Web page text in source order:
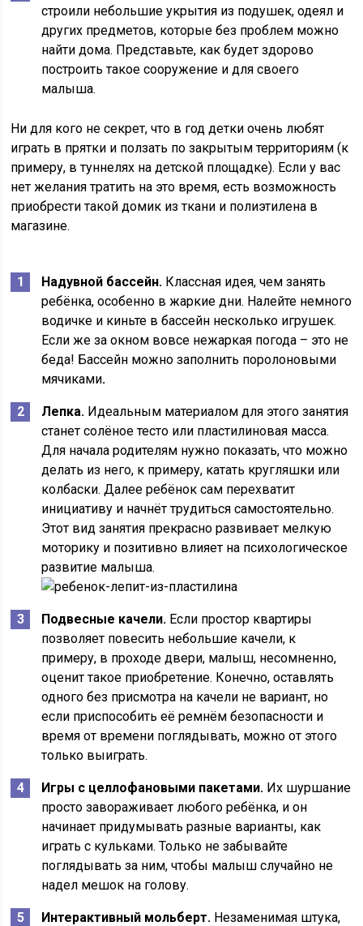
строили небольшие укрытия из подушек, одеял и
других предметов, которые без проблем можно
найти дома. Представьте, как будет здорово
построить такое сооружение и для своего
малыша.
Ни для кого не секрет, что в год детки очень любят
играть в прятки и ползать по закрытым территориям (к
примеру, в туннелях на детской площадке). Если у вас
нет желания тратить на это время, есть возможность
приобрести такой домик из ткани и полиэтилена в
магазине.
Надувной бассейн. Классная идея, чем занять
ребёнка, особенно в жаркие дни. Налейте немного
водичке и киньте в бассейн несколько игрушек.
Если же за окном вовсе нежаркая погода – это не
беда! Бассейн можно заполнить поролоновыми
мячиками.
Лепка. Идеальным материалом для этого занятия
станет солёное тесто или пластилиновая масса.
Для начала родителям нужно показать, что можно
делать из него, к примеру, катать кругляшки или
колбаски. Далее ребёнок сам перехватит
инициативу и начнёт трудиться самостоятельно.
Этот вид занятия прекрасно развивает мелкую
моторику и позитивно влияет на психологическое
развитие малыша.
Подвесные качели. Если простор квартиры
позволяет повесить небольшие качели, к
примеру, в проходе двери, малыш, несомненно,
оценит такое приобретение. Конечно, оставлять
одного без присмотра на качели не вариант, но
если приспособить её ремнём безопасности и
время от времени поглядывать, можно от этого
только выиграть.
Игры с целлофановыми пакетами. Их шуршание
просто завораживает любого ребёнка, и он
начинает придумывать разные варианты, как
играть с кульками. Только не забывайте
поглядывать за ним, чтобы малыш случайно не
надел мешок на голову.
Интерактивный мольберт. Незаменимая штука,